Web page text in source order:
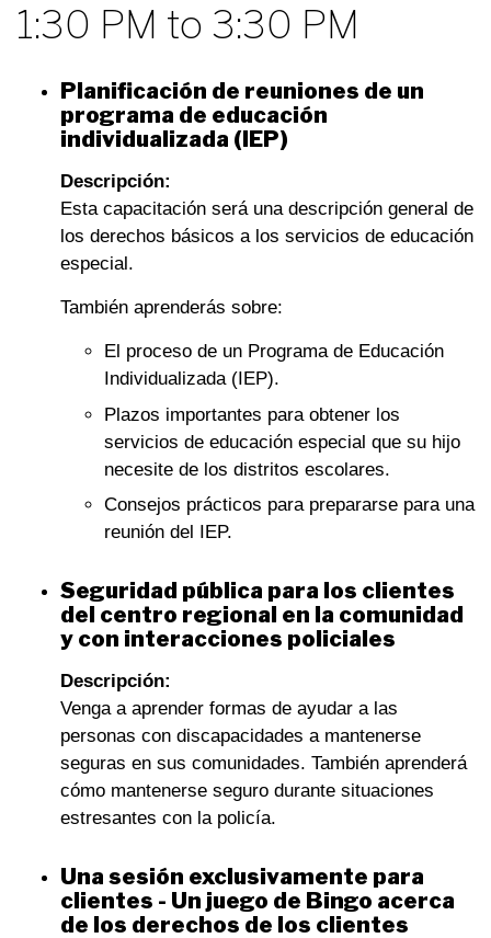
1:30 PM to 3:30 PM
Planificación de reuniones de un
programa de educación
individualizada (IEP)
Descripción:
Esta capacitación será una descripción general de
los derechos básicos a los servicios de educación
especial.
También aprenderás sobre:
El proceso de un Programa de Educación
Individualizada (IEP).
Plazos importantes para obtener los
servicios de educación especial que su hijo
necesite de los distritos escolares.
Consejos prácticos para prepararse para una
reunión del IEP.
Seguridad pública para los clientes
del centro regional en la comunidad
y con interacciones policiales
Descripción:
Venga a aprender formas de ayudar a las
personas con discapacidades a mantenerse
seguras en sus comunidades. También aprenderá
cómo mantenerse seguro durante situaciones
estresantes con la policía.
Una sesión exclusivamente para
clientes - Un juego de Bingo acerca
de los derechos de los clientes